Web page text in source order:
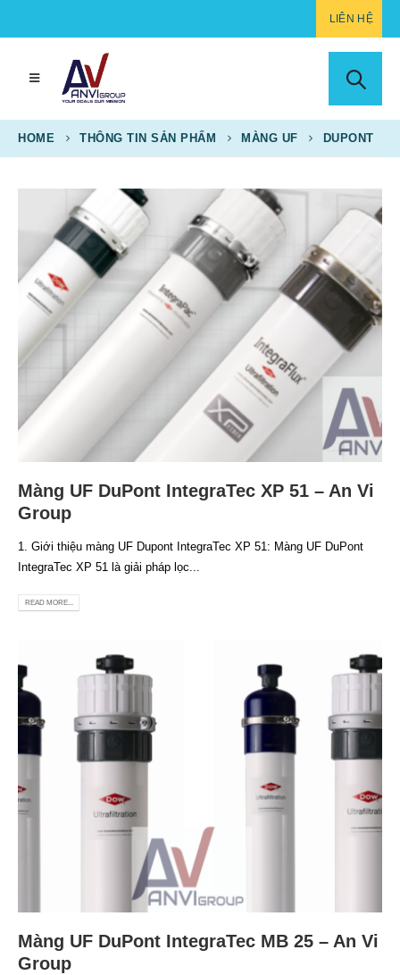
LIÊN HỆ
HOME THÔNG TIN SẢN PHẨM MÀNG UF DUPONT
Màng UF DuPont IntegraTec XP 51 – An Vi
Group
1. Giới thiệu màng UF Dupont IntegraTec XP 51: Màng UF DuPont
IntegraTec XP 51 là giải pháp lọc...
READ MORE...
Màng UF DuPont IntegraTec MB 25 – An Vi
Group